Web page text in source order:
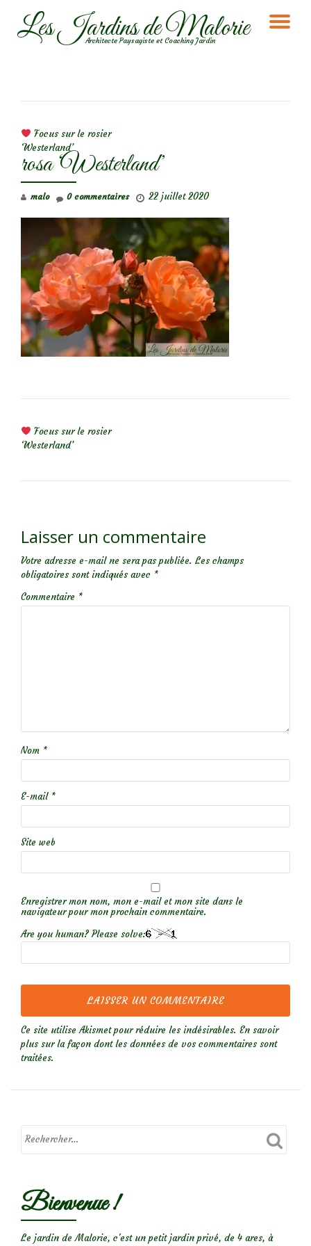
AllerLes Jardins de Malorie
Architecte Paysagiste et Coaching Jardin
Focus sur le rosier
‘Westerland’
rosa ‘Westerland’
malo 22 juillet 2020
0 commentaires
Focus sur le rosier
‘Westerland’
Laisser un commentaire
Votre adresse e-mail ne sera pas publiée. Les champs
obligatoires sont indiqués avec *
Commentaire *
Nom *
E-mail *
Site web
Enregistrer mon nom, mon e-mail et mon site dans le
navigateur pour mon prochain commentaire.
Are you human? Please solve:
Ce site utilise Akismet pour réduire les indésirables. En savoir
plus sur la façon dont les données de vos commentaires sont
traitées.
Bienvenue !
Le jardin de Malorie, c'est un petit jardin privé, de 4 ares, à